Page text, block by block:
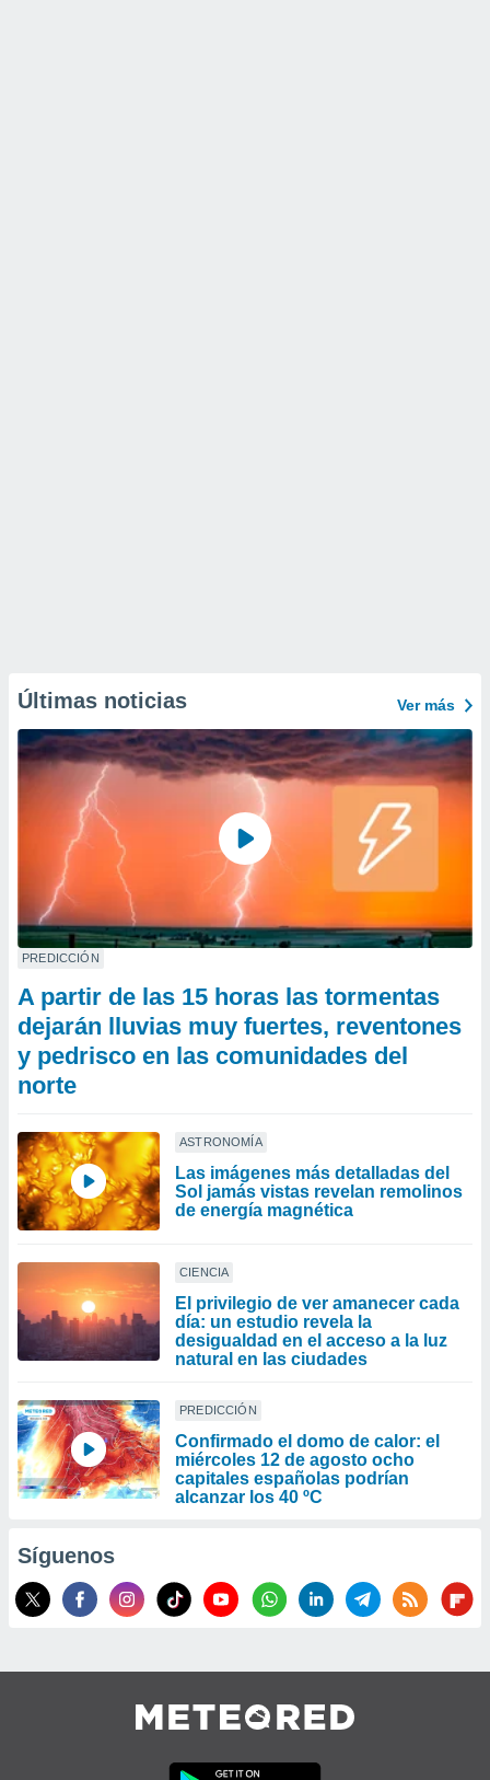
Últimas noticias Ver más
PREDICCIÓN
A partir de las 15 horas las tormentas
dejarán lluvias muy fuertes, reventones
y pedrisco en las comunidades del
norte
ASTRONOMÍA
Las imágenes más detalladas del
Sol jamás vistas revelan remolinos
de energía magnética
CIENCIA
El privilegio de ver amanecer cada
día: un estudio revela la
desigualdad en el acceso a la luz
natural en las ciudades
PREDICCIÓN
Confirmado el domo de calor: el
miércoles 12 de agosto ocho
capitales españolas podrían
alcanzar los 40 ºC
Síguenos